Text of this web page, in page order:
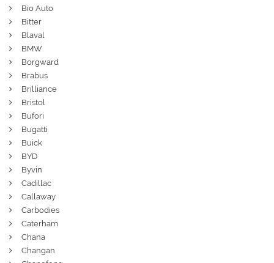
Bio Auto
Bitter
Blaval
BMW
Borgward
Brabus
Brilliance
Bristol
Bufori
Bugatti
Buick
BYD
Byvin
Cadillac
Callaway
Carbodies
Caterham
Chana
Changan